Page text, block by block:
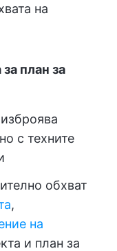
на
план за
с техните
обхват
,
на
и план за